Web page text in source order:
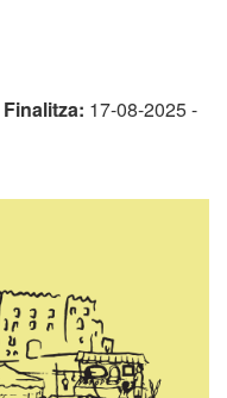
Finalitza: 17-08-2025 -